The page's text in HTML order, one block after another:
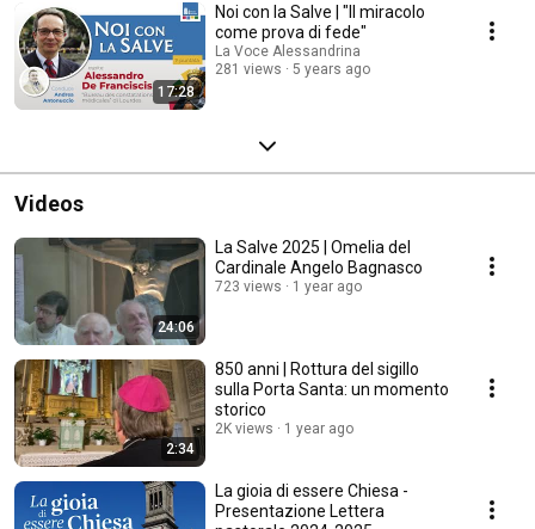
17:28
Noi con la Salve | "Il miracolo
come prova di fede"
La Voce Alessandrina
281 views
5 years ago
Videos
24:06
La Salve 2025 | Omelia del
Cardinale Angelo Bagnasco
723 views 1 year ago
2:34
850 anni | Rottura del sigillo
sulla Porta Santa: un momento
storico
2K views 1 year ago
La gioia di essere Chiesa -
Presentazione Lettera